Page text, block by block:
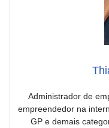
Administrador de
empreendedor na
GP e demais